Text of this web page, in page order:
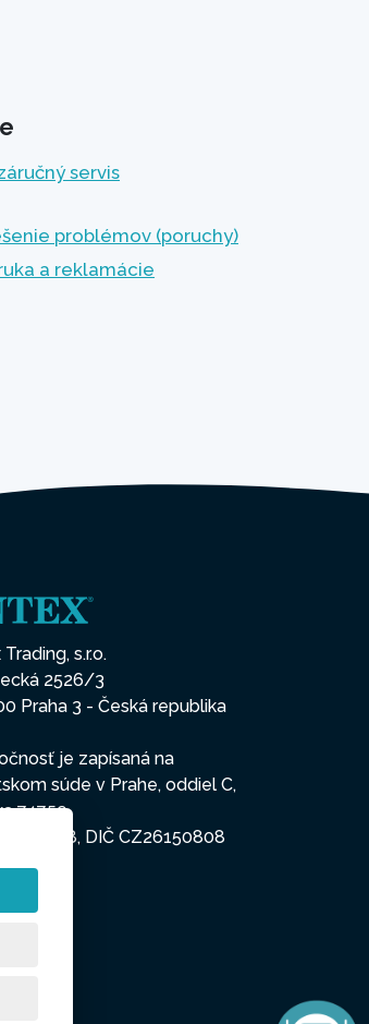
servis
problémov (poruchy)
a reklamácie
Trading, s.r.o.
2526/3
Praha 3 - Česká republika
je zapísaná na
súde v Prahe, oddiel C,
74759
26150808, DIČ CZ26150808